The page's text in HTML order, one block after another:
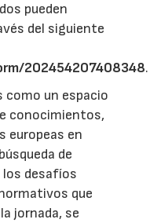
pueden
del siguiente
202454207408348.
como un espacio
conocimientos,
europeas en
de
desafíos
que
jornada, se